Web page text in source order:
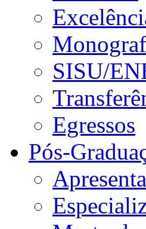
SISU/
Egressos
Pós-